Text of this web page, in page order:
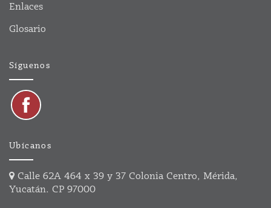
Enlaces
Glosario
Síguenos
Ubícanos
Calle 62A 464 x 39 y 37 Colonia Centro, Mérida,
Yucatán. CP 97000